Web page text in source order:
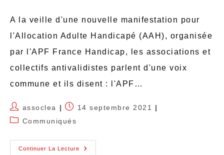
A la veille d'une nouvelle manifestation pour
l'Allocation Adulte Handicapé (AAH), organisée
par l'APF France Handicap, les associations et
collectifs antivalidistes parlent d'une voix
commune et ils disent : l'APF…
assoclea
14 septembre 2021
Communiqués
Continuer La Lecture